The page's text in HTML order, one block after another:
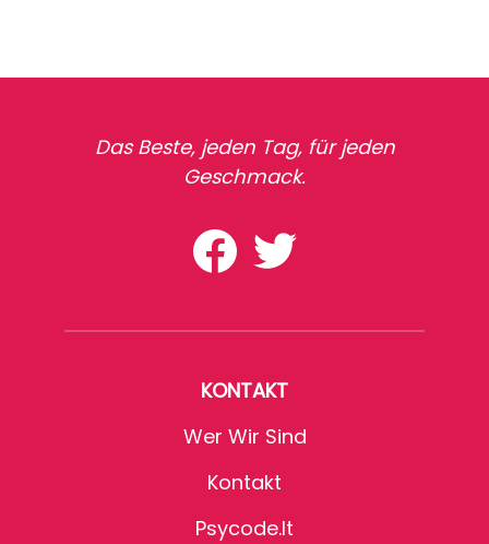
Das Beste, jeden Tag, für jeden
Geschmack.
KONTAKT
Wer Wir Sind
Kontakt
Psycode.it